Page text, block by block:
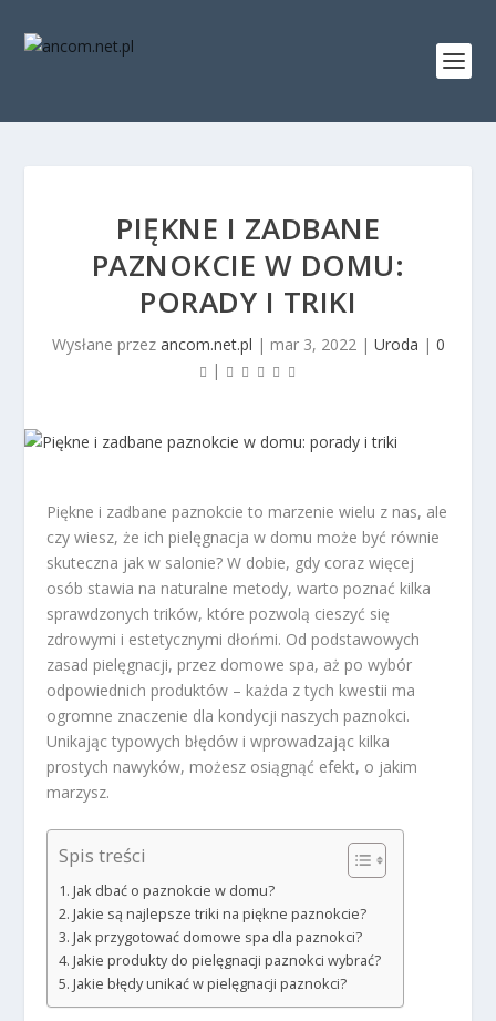
PIĘKNE I ZADBANE
PAZNOKCIE W DOMU:
PORADY I TRIKI
Wysłane przez ancom.net.pl | mar 3, 2022| Uroda | 0
|
Piękne i zadbane paznokcie to marzenie wielu z nas, ale
czy wiesz, że ich pielęgnacja w domu może być równie
skuteczna jak w salonie? W dobie, gdy coraz więcej
osób stawia na naturalne metody, warto poznać kilka
sprawdzonych trików, które pozwolą cieszyć się
zdrowymi i estetycznymi dłońmi. Od podstawowych
zasad pielęgnacji, przez domowe spa, aż po wybór
odpowiednich produktów – każda z tych kwestii ma
ogromne znaczenie dla kondycji naszych paznokci.
Unikając typowych błędów i wprowadzając kilka
prostych nawyków, możesz osiągnąć efekt, o jakim
marzysz.
Spis treści
Jak dbać o paznokcie w domu?
Jakie są najlepsze triki na piękne paznokcie?
Jak przygotować domowe spa dla paznokci?
Jakie produkty do pielęgnacji paznokci wybrać?
Jakie błędy unikać w pielęgnacji paznokci?